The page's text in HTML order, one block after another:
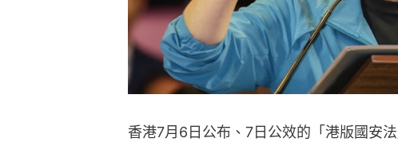
香港7月6日公布、7日公效的「港版國安